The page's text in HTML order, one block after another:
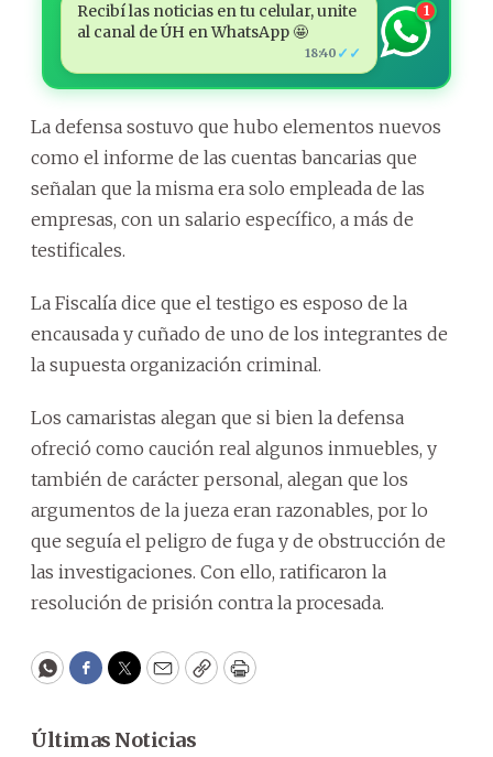
Recibí las noticias en tu celular, unite
al canal de ÚH en WhatsApp 🤩
18:40 ✓✓
1
La defensa sostuvo que hubo elementos nuevos
como el informe de las cuentas bancarias que
señalan que la misma era solo empleada de las
empresas, con un salario específico, a más de
testificales.
La Fiscalía dice que el testigo es esposo de la
encausada y cuñado de uno de los integrantes de
la supuesta organización criminal.
Los camaristas alegan que si bien la defensa
ofreció como caución real algunos inmuebles, y
también de carácter personal, alegan que los
argumentos de la jueza eran razonables, por lo
que seguía el peligro de fuga y de obstrucción de
las investigaciones. Con ello, ratificaron la
resolución de prisión contra la procesada.
WhatsApp
Facebook
Twitter
EmailCopyPrint
Últimas Noticias